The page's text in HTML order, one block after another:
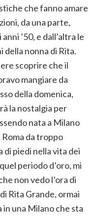
che fanno amare
da una parte,
’50, e dall’altra le
della nonna di Rita.
scoprire che il
mangiare da
della domenica,
la nostalgia per
nata a Milano
Roma da troppo
piedi nella vita dei
periodo d’oro, mi
non vedo l’ora di
Rita Grande, ormai
in una Milano che sta